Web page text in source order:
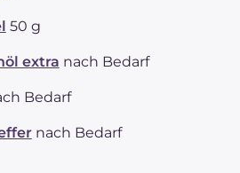
50 g
extra nach Bedarf
Bedarf
nach Bedarf